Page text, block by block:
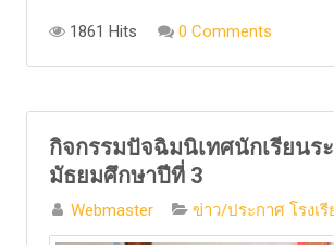
1861 Hits 0 Comments
กิจกรรมปัจฉิมนิเทศนักเรียนร
มัธยมศึกษาปีที่ 3
Webmaster ข่าว/ประกาศ โรงเ